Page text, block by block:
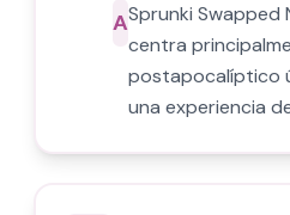
ASprunki Swapped
centra
postapocalíptico
una experiencia